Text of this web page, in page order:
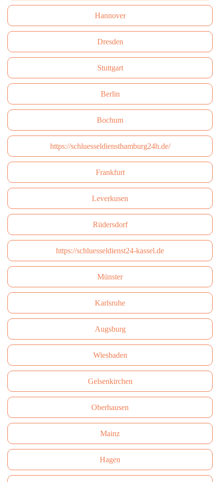
Hannover
Dresden
Stuttgart
Berlin
Bochum
https://schluesseldiensthamburg24h.de/
Frankfurt
Leverkusen
Rüdersdorf
https://schluesseldienst24-kassel.de
Münster
Karlsruhe
Augsburg
Wiesbaden
Gelsenkirchen
Oberhausen
Mainz
Hagen